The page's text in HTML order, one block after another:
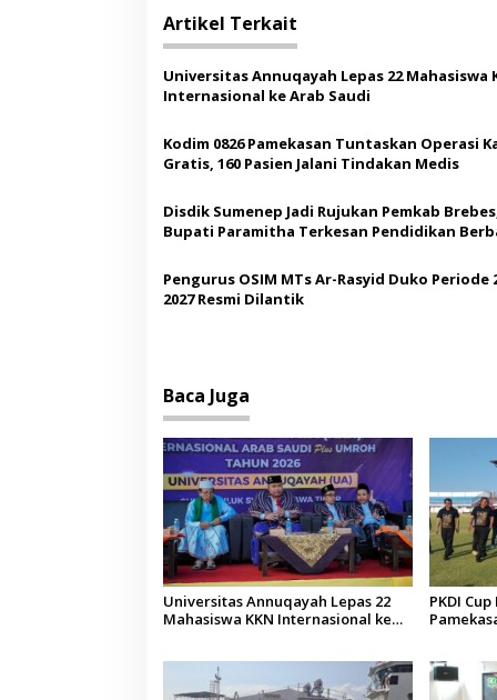
g
a
s
i
p
o
s
Artikel Terkait
Universitas Annuqayah Lepas 22 Mahasiswa
Internasional ke Arab Saudi
Kodim 0826 Pamekasan Tuntaskan Operasi
Gratis, 160 Pasien Jalani Tindakan Medis
Disdik Sumenep Jadi Rujukan Pemkab
Bupati Paramitha Terkesan Pendidikan
Pengurus OSIM MTs Ar-Rasyid Duko Periode
2027 Resmi Dilantik
Baca Juga
Universitas Annuqayah Lepas 22
Mahasiswa KKN Internasional ke
PKDI